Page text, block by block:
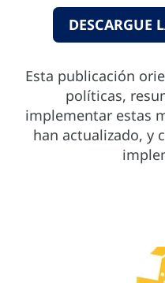
DESCARGUE
Esta publicación
políticas,
implementar estas
han actualizado, y